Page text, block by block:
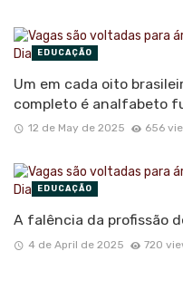
Um em cada oito
completo é analfabeto
12 de May de 2025 656
EDUCAÇÃO
A falência da profissão
4 de April de 2025 720
EDUCAÇÃO